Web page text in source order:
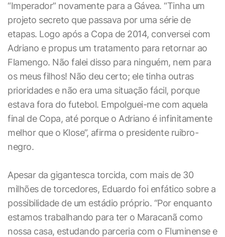
“Imperador” novamente para a Gávea. “Tinha um
projeto secreto que passava por uma série de
etapas. Logo após a Copa de 2014, conversei com
Adriano e propus um tratamento para retornar ao
Flamengo. Não falei disso para ninguém, nem para
os meus filhos! Não deu certo; ele tinha outras
prioridades e não era uma situação fácil, porque
estava fora do futebol. Empolguei-me com aquela
final de Copa, até porque o Adriano é infinitamente
melhor que o Klose”, afirma o presidente ruibro-
negro.
Apesar da gigantesca torcida, com mais de 30
milhões de torcedores, Eduardo foi enfático sobre a
possibilidade de um estádio próprio. “Por enquanto
estamos trabalhando para ter o Maracanã como
nossa casa, estudando parceria com o Fluminense e